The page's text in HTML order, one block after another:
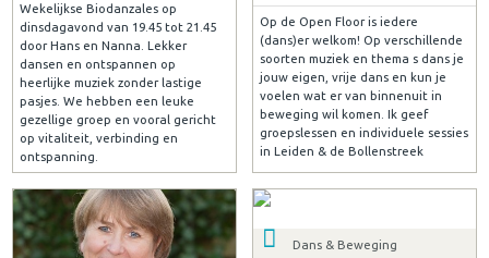
Wekelijkse Biodanzales op
dinsdagavond van 19.45 tot 21.45
door Hans en Nanna. Lekker
dansen en ontspannen op
heerlijke muziek zonder lastige
pasjes. We hebben een leuke
gezellige groep en vooral gericht
op vitaliteit, verbinding en
ontspanning.
Op de Open Floor is iedere
(dans)er welkom! Op verschillende
soorten muziek en thema s dans je
jouw eigen, vrije dans en kun je
voelen wat er van binnenuit in
beweging wil komen. Ik geef
groepslessen en individuele sessies
in Leiden & de Bollenstreek
Dans & Beweging